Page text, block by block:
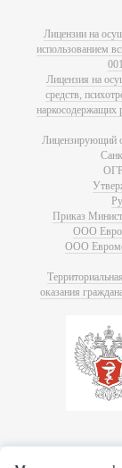
Лицензии на
использованием
Лицензия на
средств,
наркосодержащих
Лицензирующий
Приказ
ООО
ООО
оказания